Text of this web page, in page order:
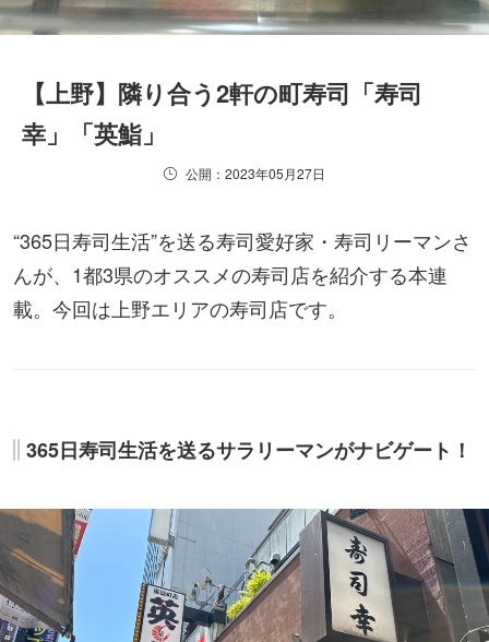
【上野】隣り合う2軒の町寿司「寿司
幸」「英鮨」
公開：2023年05月27日
“365日寿司生活”を送る寿司愛好家・寿司リーマンさ
んが、1都3県のオススメの寿司店を紹介する本連
載。今回は上野エリアの寿司店です。
365日寿司生活を送るサラリーマンがナビゲート！